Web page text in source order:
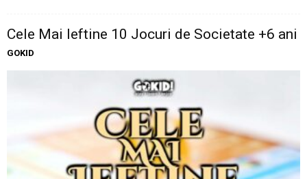
Cele Mai Ieftine 10 Jocuri de Societate +6 ani
GOKID